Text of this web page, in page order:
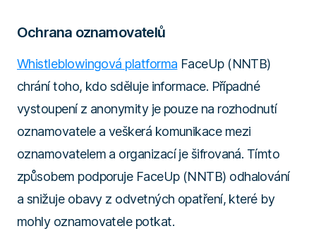
Ochrana oznamovatelů
Whistleblowingová platforma FaceUp (NNTB)
chrání toho, kdo sděluje informace. Případné
vystoupení z anonymity je pouze na rozhodnutí
oznamovatele a veškerá komunikace mezi
oznamovatelem a organizací je šifrovaná. Tímto
způsobem podporuje FaceUp (NNTB) odhalování
a snižuje obavy z odvetných opatření, které by
mohly oznamovatele potkat.